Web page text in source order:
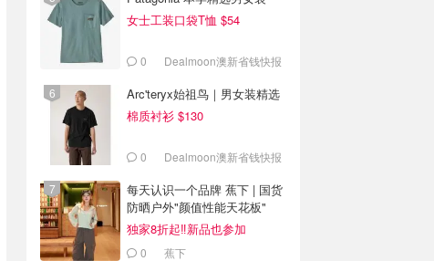
女士工装口袋T恤 $54
0 Dealmoon澳新省钱快报
Arc'teryx始祖鸟｜男女装精选
棉质衬衫 $130
0 Dealmoon澳新省钱快报
每天认识一个品牌 蕉下 | 国货
防晒户外"颜值性能天花板"
独家8折起‼️新品也参加
0 蕉下